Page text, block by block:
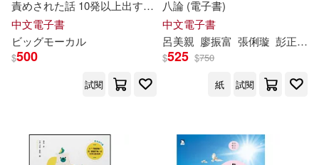
（美）傑克·倫敦(124)
(美)卡耐基(123)
陽光同學教育研究中心(121)
北京科學技術出版社(873)
PRESTIGE(853)
華東師範大學出版社(835)
責めされた話 10発以上出すま
で許さない逆鬼イカセSEX 有
岡みう・明里ともか・上白
央 Complete版 (電子書)
中文電子書
ビッグモーカル
$500
試閱
八論 (電子書)
中文電子書
呂美親 廖振富 張俐璇 彭正翔
$525 $750
紙
試閱